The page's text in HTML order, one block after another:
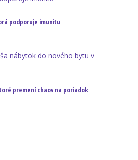
podporuje imunitu
premení chaos na poriadok